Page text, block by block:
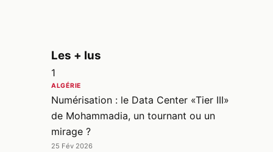
Les + lus
1
ALGÉRIE
Numérisation : le Data Center «Tier III»
de Mohammadia, un tournant ou un
mirage ?
25 Fév 2026